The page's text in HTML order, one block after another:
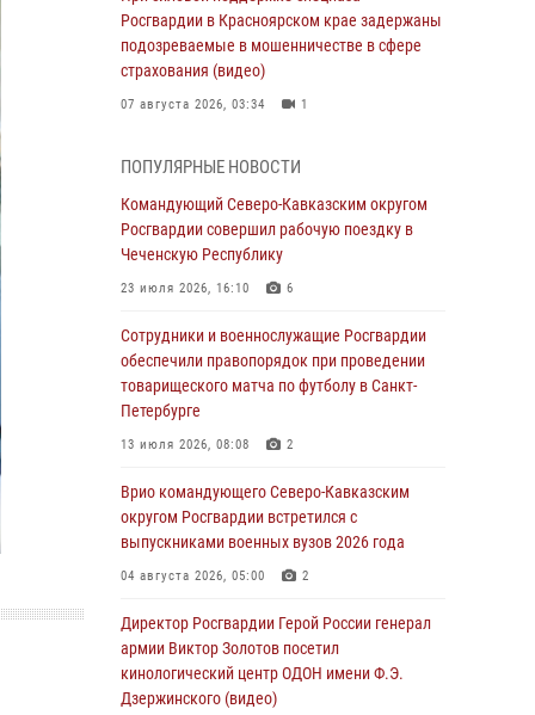
Росгвардии в Красноярском крае задержаны
подозреваемые в мошенничестве в сфере
страхования (видео)
07 августа 2026, 03:34 1
автомобильных, бронетанковых служб
Сибирского округа Росгвардии завершился в
Омске
07 августа 2026, 02:53
специалистов организационно-штатных
подразделений Росгвардии с
профессиональным праздником
06 августа 2026, 21:01
Всероссийское совещание-семинар по
вопросам развития вневедомственной
охраны Росгвардии (видео)
06 августа 2026, 14:47 10
В Брянске сотрудники и военнослужащие
Росгвардии почтили память Героя России
Олега Визнюка
06 августа 2026, 14:36
ПОПУЛЯРНЫЕ НОВОСТИ
Командующий Северо-Кавказским округом
Росгвардии совершил рабочую поездку в
Чеченскую Республику
23 июля 2026, 16:10 6
Сотрудники и военнослужащие Росгвардии
обеспечили правопорядок при проведении
товарищеского матча по футболу в Санкт-
Петербурге
13 июля 2026, 08:08 2
Врио командующего Северо-Кавказским
округом Росгвардии встретился с
выпускниками военных вузов 2026 года
04 августа 2026, 05:00 2
Директор Росгвардии Герой России генерал
армии Виктор Золотов посетил
кинологический центр ОДОН имени Ф.Э.
Дзержинского (видео)